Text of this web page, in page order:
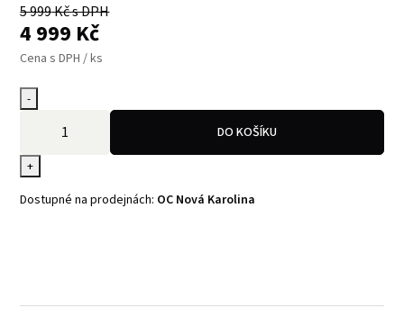
5 999Kč s DPH
4 999 Kč
Cena s DPH / ks
-
+
DO KOŠÍKU
Dostupné na prodejnách: OC Nová Karolina